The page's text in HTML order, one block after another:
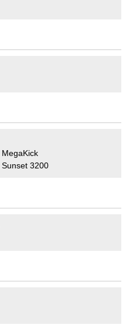
MegaKick
Sunset 3200